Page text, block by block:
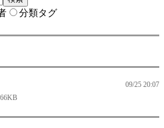
分類タグ
09/25 20:07